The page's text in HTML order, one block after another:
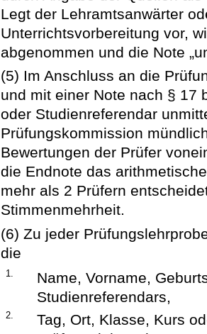
Legt der Lehramtsanwärter
Unterrichtsvorbereitung vor,
abgenommen und die Note
(5) Im Anschluss an die
und mit einer Note nach § 17
oder Studienreferendar
Prüfungskommission
Bewertungen der Prüfer
die Endnote das
mehr als 2 Prüfern
Stimmenmehrheit.
(6) Zu jeder
die
1.
Name, Vorname,
Studienreferendars,
2.
Tag, Ort, Klasse, Kurs